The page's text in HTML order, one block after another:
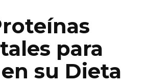
para
su Dieta